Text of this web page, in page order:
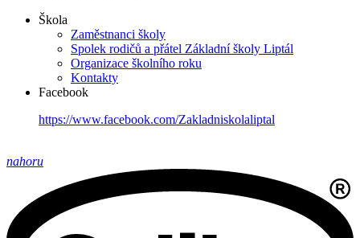
Škola
Zaměstnanci školy
Spolek rodičů a přátel Základní školy Liptál
Organizace školního roku
Kontakty
Facebook
https://www.facebook.com/Zakladniskolaliptal
nahoru